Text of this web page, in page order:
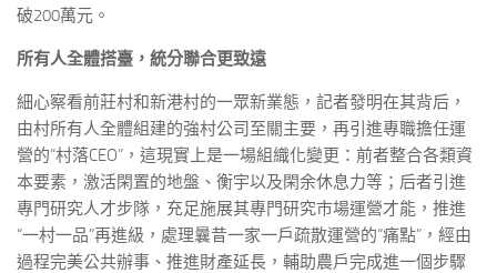
破200萬元。
所有人全體搭臺，統分聯合更致遠
細心察看前莊村和新港村的一眾新業態，記者發明在其背后，
由村所有人全體組建的強村公司至關主要，再引進專職擔任運
營的“村落CEO”，這現實上是一場組織化變更：前者整合各類資
本要素，激活閑置的地盤、衡宇以及閑余休息力等；后者引進
專門研究人才步隊，充足施展其專門研究市場運營才能，推進
“一村一品”再進級，處理曩昔一家一戶疏散運營的“痛點”，經由
過程完美公共辦事、推進財產延長，輔助農戶完成進一個步驟